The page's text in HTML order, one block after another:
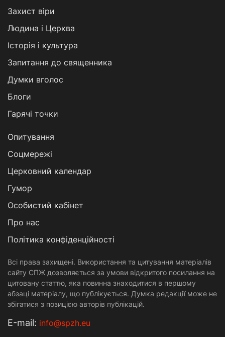
Захист віри
Людина і Церква
Історія і культура
Запитання до священника
Думки вголос
Блоги
Гарячі точки
Опитування
Соцмережі
Церковний календар
Гумор
Особистий кабінет
Про нас
Політика конфіденційності
Всі права захищені. Використання та цитування матеріалів
сайту СПЖ дозволяється за умови відкритого посилання на
цитовану статтю, яка повинна знаходитися в першому
абзаці матеріалу, що публікується. Думка редакції може не
збігатися з позицією авторів публікацій.
Е-mail: info@spzh.eu